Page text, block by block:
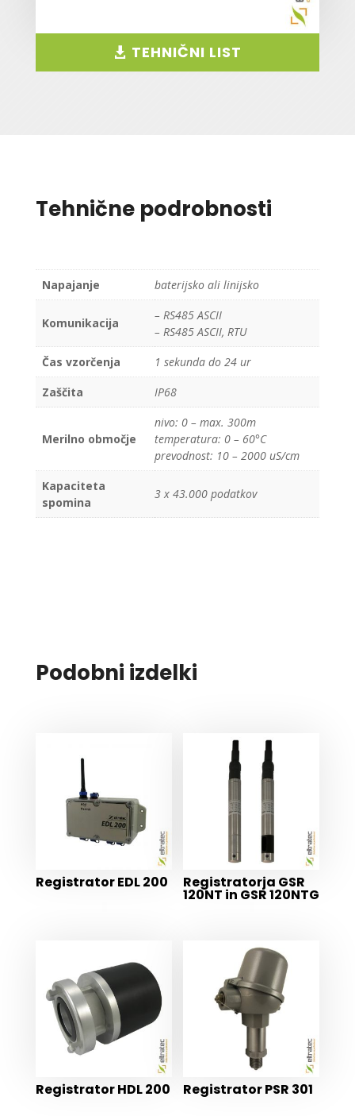
TEHNIČNI LIST
Tehnične podrobnosti
Napajanje baterijsko ali linijsko
Komunikacija
– RS485 ASCII
– RS485 ASCII, RTU
Čas vzorčenja
1 sekunda do 24 ur
Zaščita
IP68
Merilno območje
nivo: 0 – max. 300m
temperatura: 0 – 60°C
prevodnost: 10 – 2000 uS/cm
Kapaciteta
spomina
3 x 43.000 podatkov
Podobni izdelki
Registrator EDL 200 Registratorja GSR
120NT in GSR 120NTG
Registrator HDL 200 Registrator PSR 301